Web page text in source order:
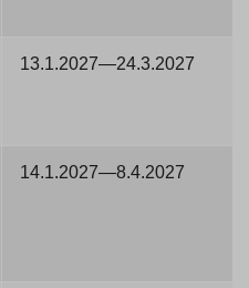
13.1.2027—24.3.2027
14.1.2027—8.4.2027